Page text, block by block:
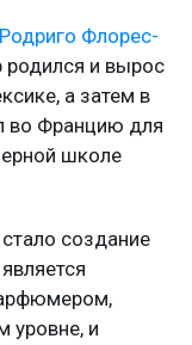
Родриго Флорес-
родился и вырос
а затем в
во Францию для
школе
создание
и